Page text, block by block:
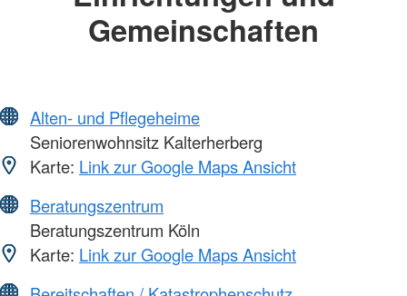
Gemeinschaften
Alten- und Pflegeheime
Seniorenwohnsitz Kalterherberg
Karte: Link zur Google Maps Ansicht
Beratungszentrum
Beratungszentrum Köln
Karte: Link zur Google Maps Ansicht